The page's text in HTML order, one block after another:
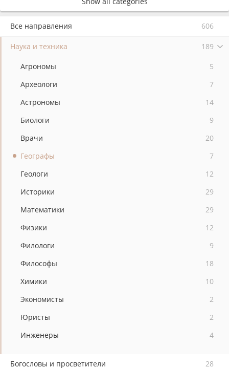
Все направления 606
Наука и техника 189
Агрономы
5
Археологи
7
Астрономы
14
Биологи
9
Врачи
20
Географы
7
Геологи
12
Историки
29
Математики
29
Физики
12
Филологи
9
Философы
18
Химики
10
Экономисты
2
Юристы
2
Инженеры
4
Богословы и просветители 28